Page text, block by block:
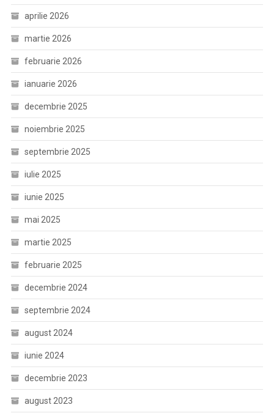
aprilie 2026
martie 2026
februarie 2026
ianuarie 2026
decembrie 2025
noiembrie 2025
septembrie 2025
iulie 2025
iunie 2025
mai 2025
martie 2025
februarie 2025
decembrie 2024
septembrie 2024
august 2024
iunie 2024
decembrie 2023
august 2023